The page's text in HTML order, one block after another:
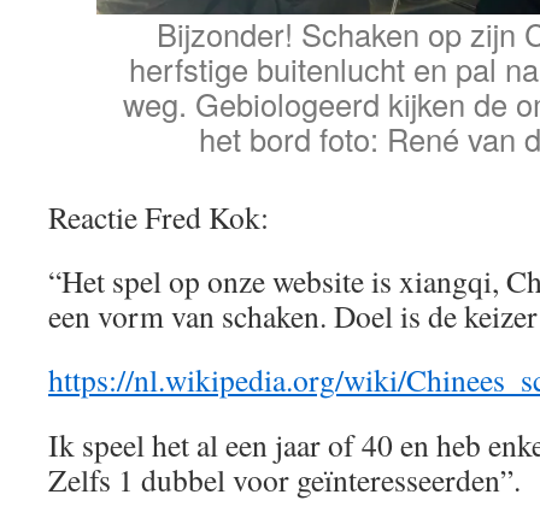
Bijzonder! Schaken op zijn
herfstige buitenlucht en pal
weg. Gebiologeerd kijken de
het bord foto: René van
Reactie Fred Kok:
“Het spel op onze website is xiangqi,
een vorm van schaken. Doel is de
https://nl.wikipedia.org/wiki/
Ik speel het al een jaar of 40 en heb
Zelfs 1 dubbel voor geïnteresseerden”.